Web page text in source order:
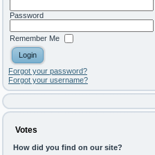
Password
Remember Me
Forgot your password?
Forgot your username?
Votes
How did you find on our site?